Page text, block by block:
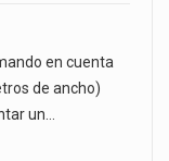
en cuenta
de ancho)
un…